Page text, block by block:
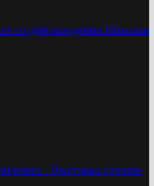
со дня рождения Николая
- Выставка стихов-